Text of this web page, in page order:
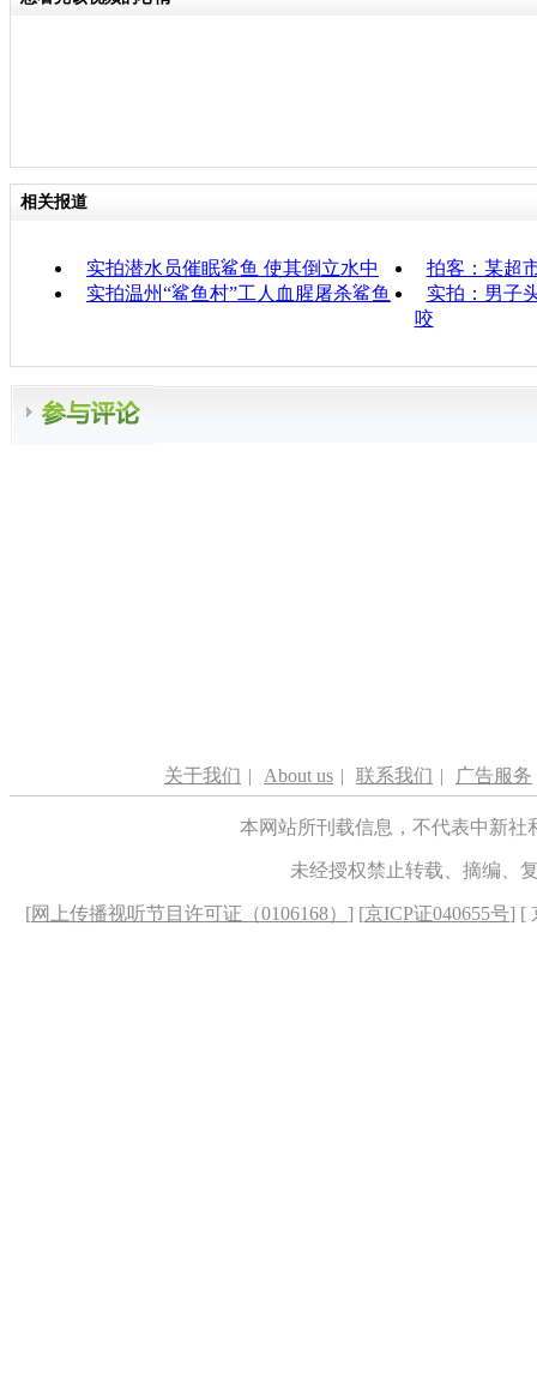
相关报道
实拍潜水员催眠鲨鱼 使其倒立水中
拍客：某超
实拍温州“鲨鱼村”工人血腥屠杀鲨鱼
实拍：男子
咬
关于我们 | About us | 联系我们 | 广告服务
本网站所刊载信息，不代表中新
未经授权禁止转载、摘编、
[网上传播视听节目许可证（0106168） ] [京ICP证040655号] [